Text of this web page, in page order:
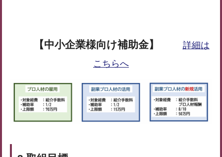
【中小企業様向け補助金】
詳細は
こちらへ